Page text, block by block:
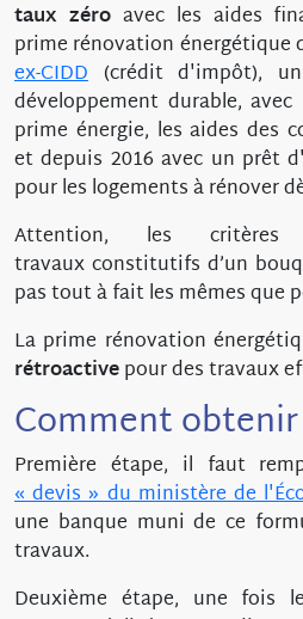
taux zéroavec les aides
prime rénovation énergétique
ex-CIDD (crédit d'impôt),
développement durable,
prime énergie, les aides des
et depuis 2016 avec un prêt
pour les logements à rénover
Attention, les
travaux constitutifs d’un
pas tout à fait les mêmes que
La prime rénovation
rétroactivepour des travaux
Comment obtenir
Première étape, il faut
« devis » du ministère de
une banque muni de ce
travaux.
Deuxième étape, une fois